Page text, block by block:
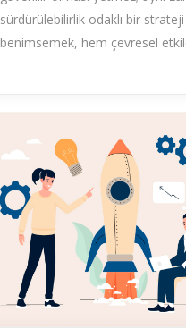
sürdürülebilirlik odaklı bir strateji
benimsemek, hem çevresel